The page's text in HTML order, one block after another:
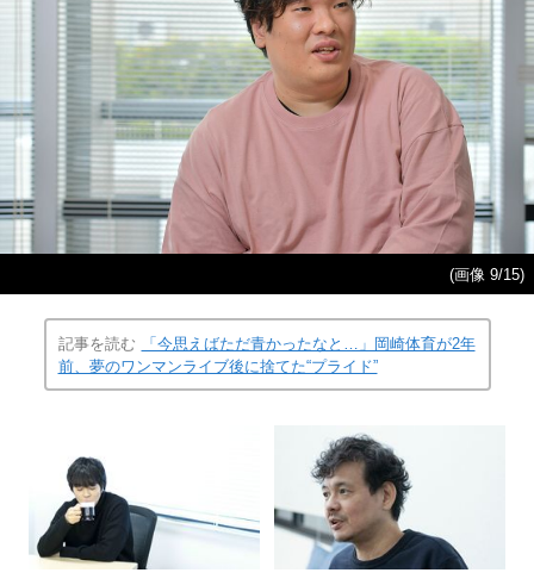
(画像 9/15)
記事を読む
「今思えばただ青かったなと…」岡崎体育が2年
前、夢のワンマンライブ後に捨てた“プライド”